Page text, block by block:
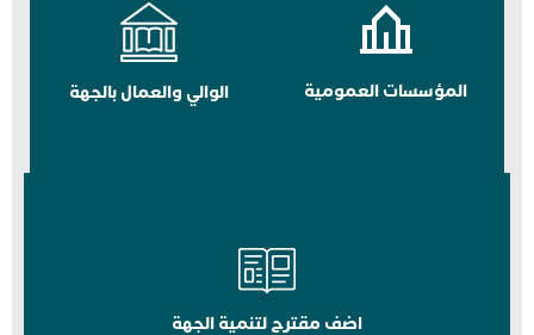
المؤسسات العمومية الوالي والعمال بالجهة
اضف مقترح لتنمية الجهة